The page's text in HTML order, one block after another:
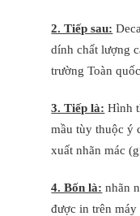
2. Tiếp sau:
dính chất lượng
trường Toàn
3. Tiếp là: Hình
mầu tùy thuộc ý
xuất nhãn mác
4. Bốn là: nhãn
được in trên